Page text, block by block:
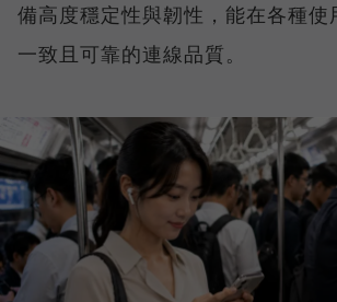
備高度穩定性與韌性，能在各種使
一致且可靠的連線品質。